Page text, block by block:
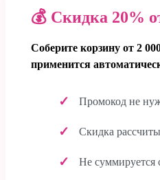
💰 Скидка 20%
Соберите корзину от 2
применится
Промокод не
Скидка
Не суммируется